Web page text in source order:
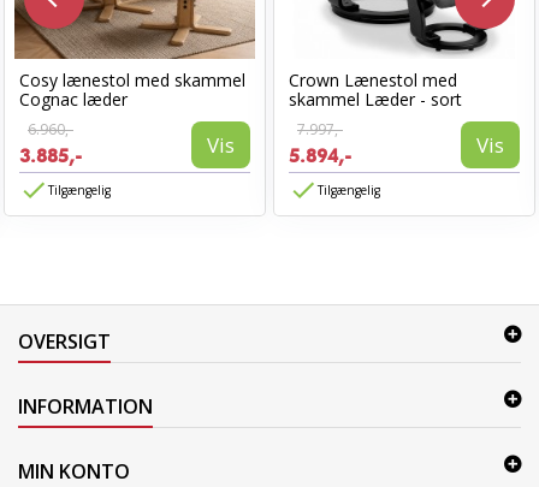
Cosy lænestol med skammel
Cognac læder
6.960,-
3.885,- Vis
Tilgængelig
Crown Lænestol med
skammel Læder - sort
7.997,-
5.894,- Vis
Tilgængelig
OVERSIGT
INFORMATION
MIN KONTO